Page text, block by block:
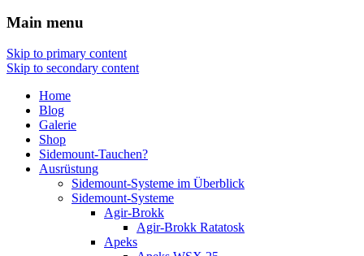
Main menu
Skip to primary content
Skip to secondary content
Home
Blog
Galerie
Shop
Sidemount-Tauchen?
Ausrüstung
Sidemount-Systeme im Überblick
Sidemount-Systeme
Agir-Brokk
Agir-Brokk Ratatosk
Apeks